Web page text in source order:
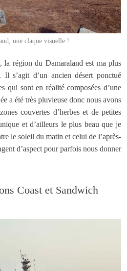
une claque visuelle !
la région du Damaraland est ma plus
Il s’agit d’un ancien désert ponctué
qui sont en réalité composées d’une
a été très pluvieuse donc nous avons
couvertes d’herbes et de petites
et d’ailleurs le plus beau que je
le soleil du matin et celui de l’après-
d’aspect pour parfois nous donner
Coast et Sandwich